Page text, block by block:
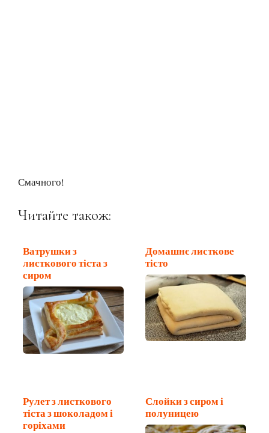
Смачного!
Читайте також:
Ватрушки з
листкового тіста з
сиром
Домашнє листкове
тісто
Рулет з листкового
тіста з шоколадом і
горіхами
Слойки з сиром і
полуницею